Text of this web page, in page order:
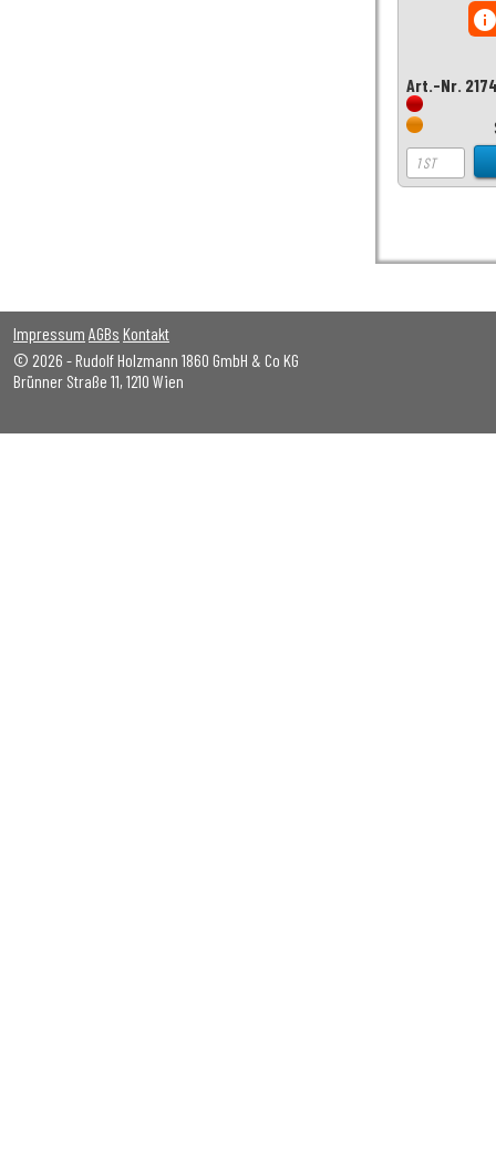
Art.-Nr.
Impressum AGBs Kontakt
© 2026 - Rudolf Holzmann 1860 GmbH & Co KG
Brünner Straße 11, 1210 Wien